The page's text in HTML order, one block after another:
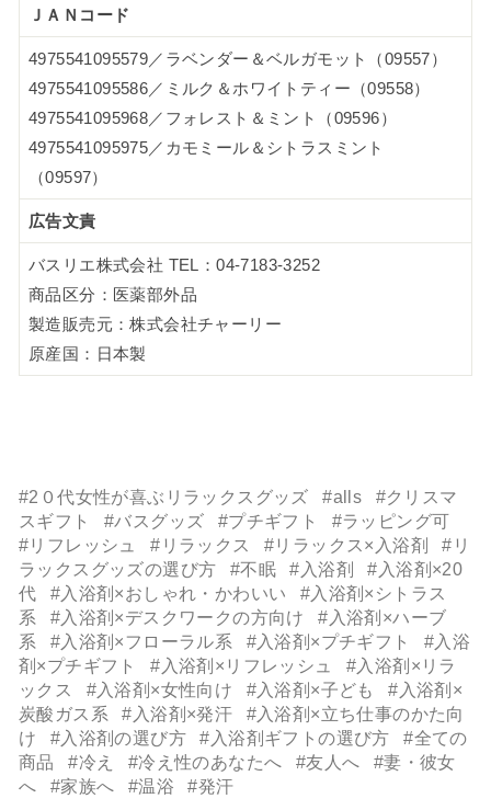
ＪＡＮコード
4975541095579／ラベンダー＆ベルガモット（09557）
4975541095586／ミルク＆ホワイトティー（09558）
4975541095968／フォレスト＆ミント（09596）
4975541095975／カモミール＆シトラスミント
（09597）
広告文責
バスリエ株式会社 TEL：04-7183-3252
商品区分：医薬部外品
製造販売元：株式会社チャーリー
原産国：日本製
#2０代女性が喜ぶリラックスグッズ #alls
#クリスマ
スギフト
#バスグッズ #プチギフト
#ラッピング可
#リフレッシュ
#リラックス #リラックス×入浴剤
#リ
ラックスグッズの選び方
#不眠 #入浴剤
#入浴剤×20
代
#入浴剤×おしゃれ・かわいい
#入浴剤×シトラス
系
#入浴剤×デスクワークの方向け
#入浴剤×ハーブ
系
#入浴剤×フローラル系 #入浴剤×プチギフト
#入浴
剤×プチギフト
#入浴剤×リフレッシュ
#入浴剤×リラ
ックス
#入浴剤×女性向け #入浴剤×子ども
#入浴剤×
炭酸ガス系
#入浴剤×発汗
#入浴剤×立ち仕事のかた向
け
#入浴剤の選び方 #入浴剤ギフトの選び方
#全ての
商品
#冷え #冷え性のあなたへ #友人へ
#妻・彼女
へ
#家族へ #温浴 #発汗